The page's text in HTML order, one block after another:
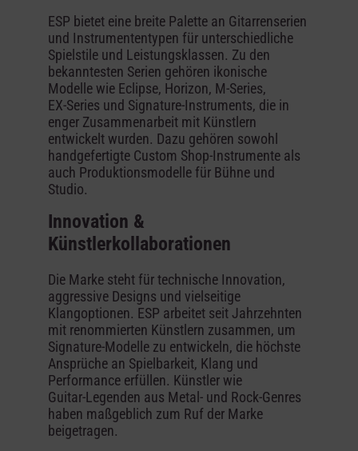
ESP bietet eine breite Palette an Gitarrenserien
und Instrumententypen für unterschiedliche
Spielstile und Leistungsklassen. Zu den
bekanntesten Serien gehören ikonische
Modelle wie Eclipse, Horizon, M‑Series,
EX‑Series und Signature‑Instruments, die in
enger Zusammenarbeit mit Künstlern
entwickelt wurden. Dazu gehören sowohl
handgefertigte Custom Shop‑Instrumente als
auch Produktionsmodelle für Bühne und
Studio.
Innovation &
Künstlerkollaborationen
Die Marke steht für technische Innovation,
aggressive Designs und vielseitige
Klangoptionen. ESP arbeitet seit Jahrzehnten
mit renommierten Künstlern zusammen, um
Signature‑Modelle zu entwickeln, die höchste
Ansprüche an Spielbarkeit, Klang und
Performance erfüllen. Künstler wie
Guitar‑Legenden aus Metal‑ und Rock‑Genres
haben maßgeblich zum Ruf der Marke
beigetragen.